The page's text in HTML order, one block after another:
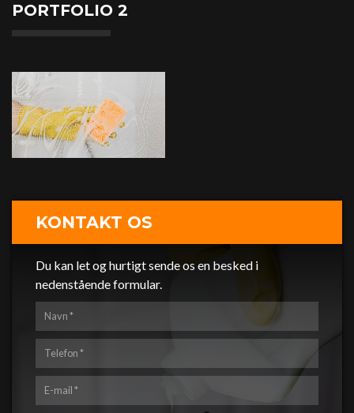
PORTFOLIO 2
KONTAKT OS
Du kan let og hurtigt sende os en besked i
nedenstående formular.